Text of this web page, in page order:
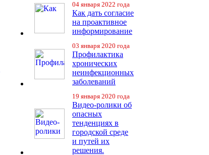
04 января 2022 года
Как дать согласие
на проактивное
информирование
03 января 2020 года
Профилактика
хронических
неинфекционных
заболеваний
19 января 2020 года
Видео-ролики об
опасных
тенденциях в
городской среде
и путей их
решения.